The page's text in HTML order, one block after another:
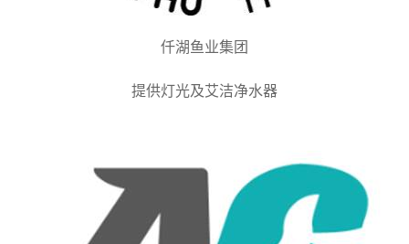
仟湖鱼业集团
提供灯光及艾洁净水器